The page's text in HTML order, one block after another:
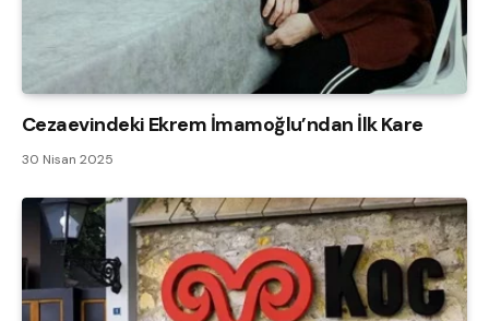
Cezaevindeki Ekrem İmamoğlu’ndan İlk Kare
30 Nisan 2025